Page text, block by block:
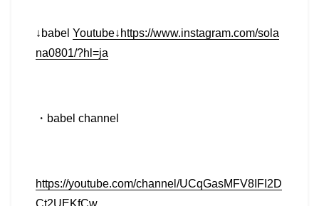
↓babel Youtube↓https://www.instagram.com/sola
na0801/?hl=ja
・ babel channel
https://youtube.com/channel/UCqGasMFV8IFI2D